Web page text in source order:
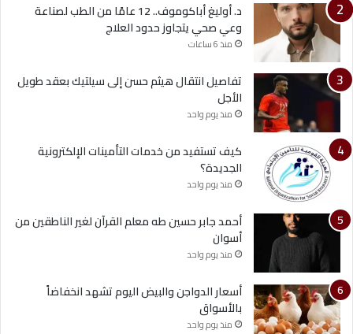
د. أوليغ أباكوموف.. 12 عامًا من الطب لصناعة
وعي صحي يتجاوز حدود العلاج
منذ 6 ساعات
تفاصيل انتقال هيثم حسن إلى سيلتيك بعقد طويل
الأجل
منذ يوم واحد
كيف تستفيد من خدمات التأمينات الإلكترونية
الجديدة؟
منذ يوم واحد
أحمد جابر حسين طه معلم القرآن لغير الناطقين من
أسوان
منذ يوم واحد
أسعار الدواجن والبيض اليوم تشهد انخفاضاً
بالأسواق
منذ يوم واحد